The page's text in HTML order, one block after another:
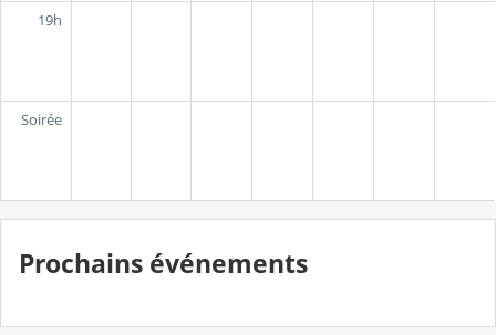
19h
Soirée
Prochains événements